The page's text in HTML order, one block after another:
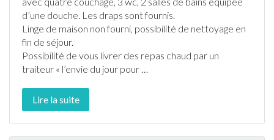
d’une douche. Les draps sont fournis.
Linge de maison non fourni, possibilité de nettoyage en
fin de séjour.
Possibilité de vous livrer des repas chaud par un
traiteur « l’envie du jour pour …
Lire la suite